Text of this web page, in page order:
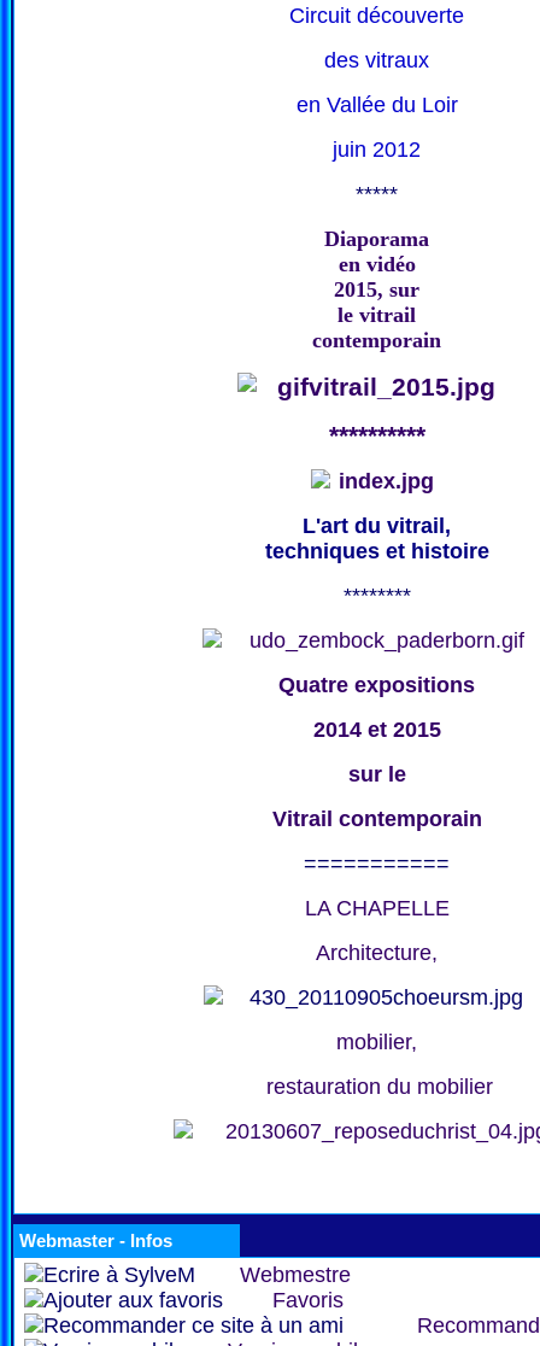
Circuit découverte
des vitraux
en Vallée du Loir
juin 2012
*****
Diaporama
en vidéo
2015, sur
le vitrail
contemporain
**********
L'art du vitrail,
techniques et histoire
********
Quatre expositions
2014 et 2015
sur le
Vitrail contemporain
===========
LA CHAPELLE
Architecture,
mobilier,
restauration du mobilier
Webmaster - Infos
Webmestre
Favoris